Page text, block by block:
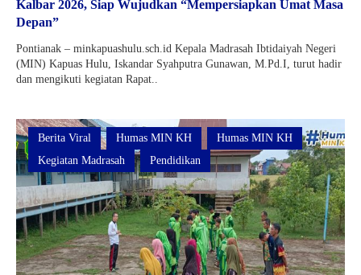
Kalbar 2026, Siap Wujudkan “Mempersiapkan Umat Masa
Depan”
Pontianak – minkapuashulu.sch.id Kepala Madrasah Ibtidaiyah Negeri
(MIN) Kapuas Hulu, Iskandar Syahputra Gunawan, M.Pd.I, turut hadir
dan mengikuti kegiatan Rapat..
Berita Viral Humas MIN KH
Humas MIN KH
Kegiatan Madrasah
Pendidikan